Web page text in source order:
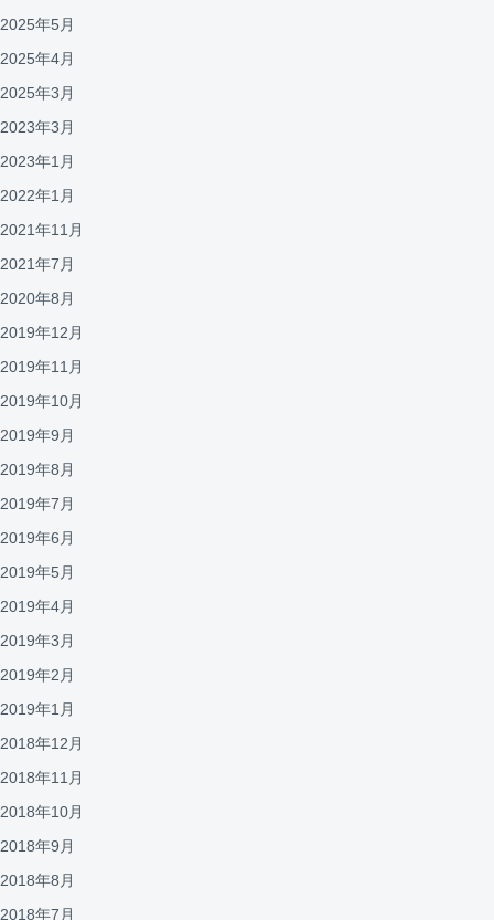
2025年5月
2025年4月
2025年3月
2023年3月
2023年1月
2022年1月
2021年11月
2021年7月
2020年8月
2019年12月
2019年11月
2019年10月
2019年9月
2019年8月
2019年7月
2019年6月
2019年5月
2019年4月
2019年3月
2019年2月
2019年1月
2018年12月
2018年11月
2018年10月
2018年9月
2018年8月
2018年7月